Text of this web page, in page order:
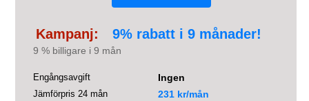
Kampanj: 9% rabatt i 9 månader!
9 % billigare i 9 mån
Engångsavgift Ingen
Jämförpris 24 mån 231 kr/mån